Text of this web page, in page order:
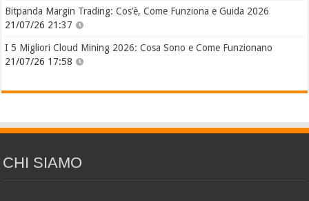
Bitpanda Margin Trading: Cos’è, Come Funziona e Guida 2026
21/07/26 21:37
I 5 Migliori Cloud Mining 2026: Cosa Sono e Come Funzionano
21/07/26 17:58
CHI SIAMO